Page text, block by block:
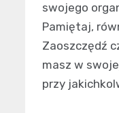
swojego
Pamiętaj,
Zaoszczędź
masz w
przy